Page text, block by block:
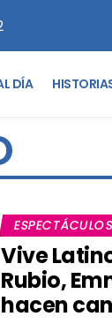
DÍA
ESPECTÁCULOS
Vive
Rubio,
hacen